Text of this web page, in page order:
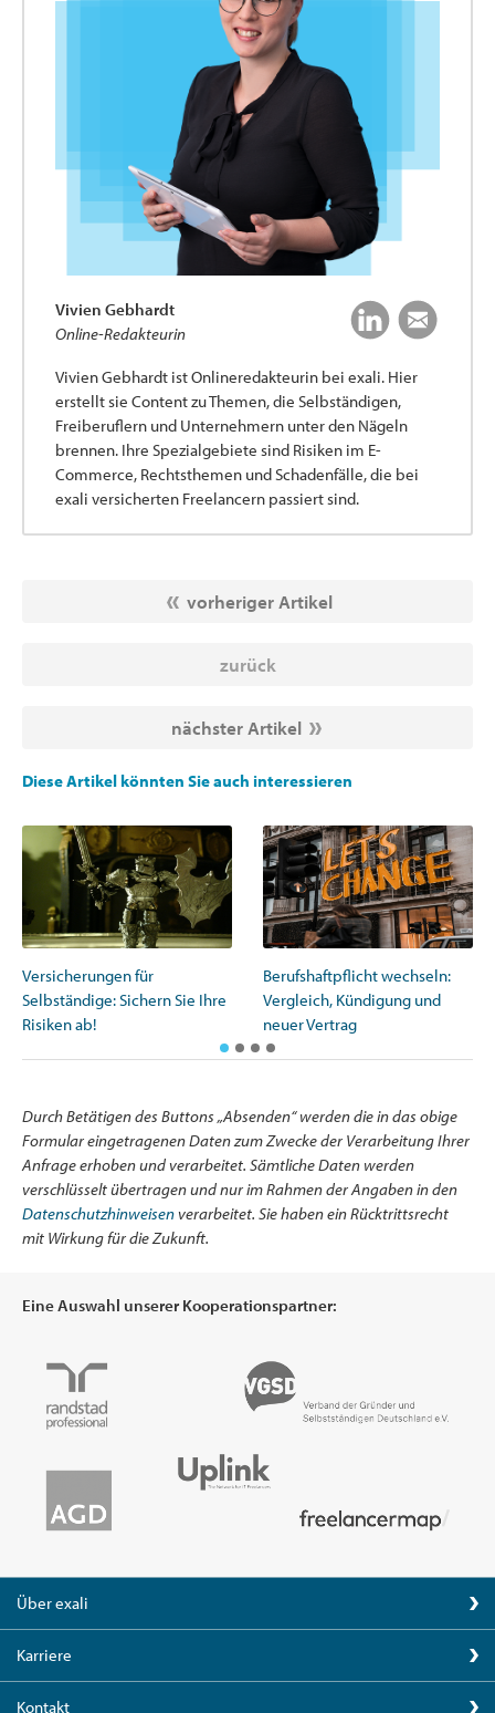
Vivien Gebhardt
Online-Redakteurin
Vivien Gebhardt ist Onlineredakteurin bei exali. Hier
erstellt sie Content zu Themen, die Selbständigen,
Freiberuflern und Unternehmern unter den Nägeln
brennen. Ihre Spezialgebiete sind Risiken im E-
Commerce, Rechtsthemen und Schadenfälle, die bei
exali versicherten Freelancern passiert sind.
vorheriger Artikel
zurück
nächster Artikel
Diese Artikel könnten Sie auch interessieren
Versicherungen für
Selbständige: Sichern Sie Ihre
Risiken ab!
Berufshaftpflicht wechseln:
Vergleich, Kündigung und
neuer Vertrag
Durch Betätigen des Buttons „Absenden“ werden die in das obige
Formular eingetragenen Daten zum Zwecke der Verarbeitung Ihrer
Anfrage erhoben und verarbeitet. Sämtliche Daten werden
verschlüsselt übertragen und nur im Rahmen der Angaben in den
Datenschutzhinweisenverarbeitet. Sie haben ein Rücktrittsrecht
mit Wirkung für die Zukunft.
Eine Auswahl unserer Kooperationspartner:
Über exali
Karriere
Kontakt